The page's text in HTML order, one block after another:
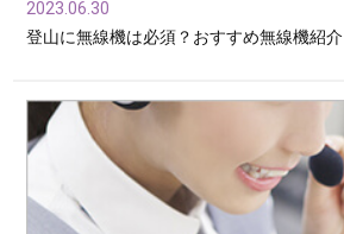
2023.06.30
登山に無線機は必須？おすすめ無線機紹介